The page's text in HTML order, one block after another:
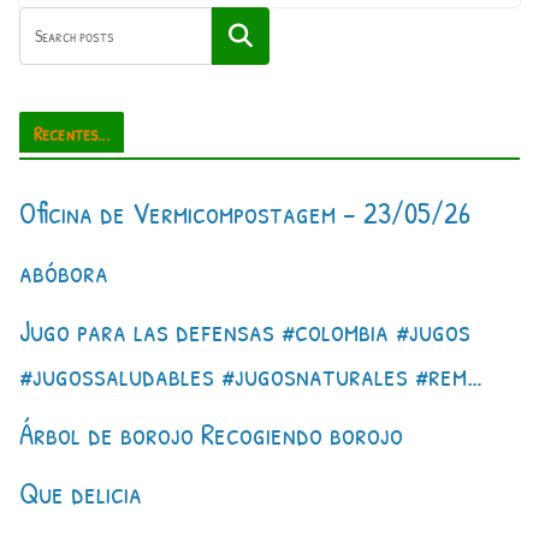
Pesquisar
Recentes...
Oficina de Vermicompostagem – 23/05/26
abóbora
Jugo para las defensas #colombia #jugos
#jugossaludables #jugosnaturales #rem…
Árbol de borojo Recogiendo borojo
Que delicia